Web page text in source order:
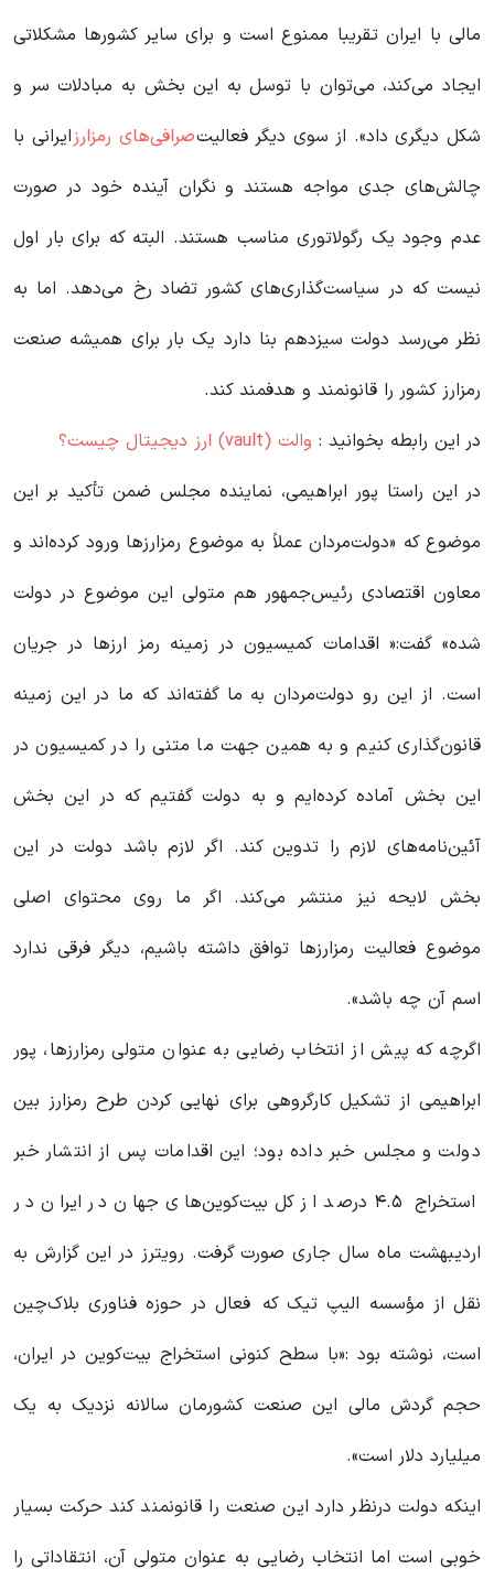
مالی با ایران تقریبا ممنوع است و برای سایر کشورها مشکلاتی
ایجاد می‌کند، می‌توان با توسل به این بخش به مبادلات سر و
شکل دیگری داد». از سوی دیگر فعالیتصرافی‌های رمزارزایرانی با
چالش‌های جدی مواجه هستند و نگران آینده خود در صورت
عدم وجود یک رگولاتوری مناسب هستند. البته که برای بار اول
نیست که در سیاست‌گذاری‌های کشور تضاد رخ می‌دهد. اما به
نظر می‌رسد دولت سیزدهم بنا دارد یک بار برای همیشه صنعت
رمزارز کشور را قانونمند و هدفمند کند.
در این رابطه بخوانید‌ : والت (vault) ارز دیجیتال چیست؟
در این راستا پور ابراهیمی، نماینده مجلس ضمن تأکید بر این
موضوع که «دولت‌مردان عملاً به موضوع رمزارزها ورود کرده‌اند و
معاون اقتصادی رئیس‌جمهور هم متولی این موضوع در دولت
شده» گفت:« اقدامات کمیسیون در زمینه رمز ارزها در جریان
است. از این رو دولت‌مردان به ما گفته‌اند که ما در این زمینه
قانون‌گذاری کنیم و به همین جهت ما متنی را در کمیسیون در
این بخش آماده کرده‌ایم و به دولت گفتیم که در این بخش
آئین‌نامه‌های لازم را تدوین کند. اگر لازم باشد دولت در این
بخش لایحه نیز منتشر می‌کند. اگر ما روی محتوای اصلی
موضوع فعالیت رمزارزها توافق داشته باشیم، دیگر فرقی ندارد
اسم آن چه باشد».
اگرچه که پیش از انتخاب رضایی به عنوان متولی رمزارزها، پور
ابراهیمی از تشکیل کارگروهی برای نهایی کردن طرح رمزارز بین
دولت و مجلس خبر داده بود؛ این اقدامات پس از انتشار خبر
استخراج ۴.۵ درصد از کل بیت‌کوین‌های جهان در ایران در
اردیبهشت ماه سال جاری صورت گرفت. رویترز در این گزارش به
نقل از مؤسسه الیپ تیک که فعال در حوزه فناوری بلاک‌چین
است، نوشته بود :«با سطح کنونی استخراج بیت‌کوین در ایران،
حجم گردش مالی این صنعت کشورمان سالانه نزدیک به یک
میلیارد دلار است».
اینکه دولت درنظر دارد این صنعت را قانونمند کند حرکت بسیار
خوبی است اما انتخاب رضایی به عنوان متولی آن، انتقاداتی را